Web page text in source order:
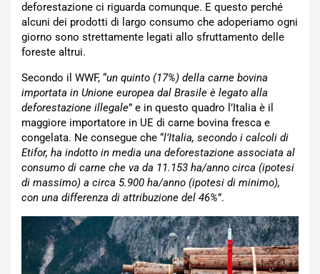
deforestazione ci riguarda comunque. E questo perché
alcuni dei prodotti di largo consumo che adoperiamo ogni
giorno sono strettamente legati allo sfruttamento delle
foreste altrui.
Secondo il WWF, “un quinto (17%) della carne bovina
importata in Unione europea dal Brasile è legato alla
deforestazione illegale” e in questo quadro l’Italia è il
maggiore importatore in UE di carne bovina fresca e
congelata. Ne consegue che “l’Italia, secondo i calcoli di
Etifor, ha indotto in media una deforestazione associata al
consumo di carne che va da 11.153 ha/anno circa (ipotesi
di massimo) a circa 5.900 ha/anno (ipotesi di minimo),
con una differenza di attribuzione del 46%”.